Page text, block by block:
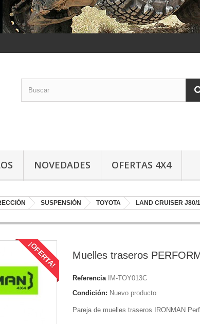
NOVEDADES OFERTAS 4X4
SUSPENSIÓN TOYOTA LAND CRUISER J80/
¡OFERTA! Muelles traseros
Referencia
IM-TOY013C
Condición: Nuevo producto
Pareja de muelles traseros IRONMAN